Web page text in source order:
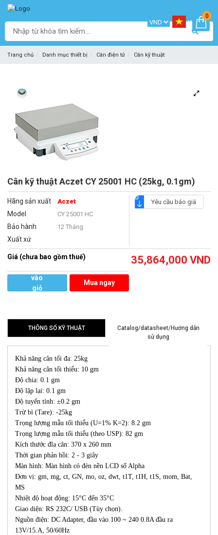
0
Trang chủ Danh mục thiết bị Cân điện tử Cân kỹ thuật
Cân kỹ thuật Aczet CY 25001 HC (25kg, 0.1gm)
Hãng sản xuất Aczet
Model CY 25001 HC
Bảo hành 12 Tháng
Xuất xứ
Yêu cầu báo giá
Giá (chưa bao gồm thuế) 35,864,000 VND
vào
giỏ
Mua ngay
THÔNG SỐ KỸ THUẬT
Catalog/datasheet/Hướng dẫn
sử dụng
Khả năng cân tối đa: 25kg
Khả năng cân tối thiểu: 10 gm
Độ chia: 0.1 gm
Độ lặp lại: 0.1 gm
Độ tuyến tính: ±0.2 gm
Trừ bì (Tare): -25kg
Trọng lượng mẫu tối thiểu (U=1% K=2): 8.2 gm
Trọng lượng mẫu tối thiểu (theo USP): 82 gm
Kích thước đĩa cân: 370 x 260 mm
Thời gian phản hồi: 2 - 3 giây
Màn hình: Màn hình có đèn nền LCD số Alpha
Đơn vị: gm, mg, ct, GN, mo, oz, dwt, t1T, t1H, t1S, mom, Bat,
MS
Nhiệt độ hoạt động: 15°C đến 35°C
Giao diện: RS 232C/ USB (Tùy chọn).
Nguồn điện: DC Adapter, đầu vào 100 ~ 240 0.8A đầu ra
13V/15.A, 50/60Hz